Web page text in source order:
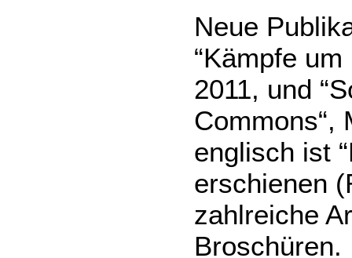
Neue
“Kämpfe
2011, und
Commons“,
englisch ist
erschienen
zahlreiche
Broschüren.